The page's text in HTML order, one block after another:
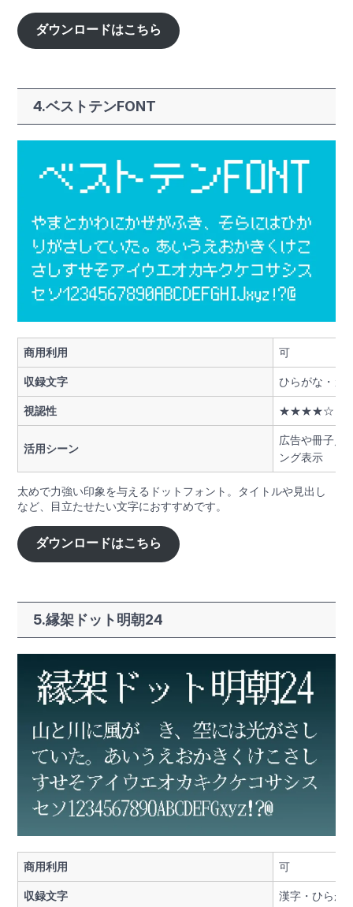
ダウンロードはこちら
4.ベストテンFONT
商用利用 可
収録文字 ひらがな・カ
視認性 ★★★★☆
活用シーン
広告や冊子／
ング表示
太めで力強い印象を与えるドットフォント。タイトルや見出し
など、目立たせたい文字におすすめです。
ダウンロードはこちら
5.縁架ドット明朝24
商用利用 可
収録文字 漢字・ひらが